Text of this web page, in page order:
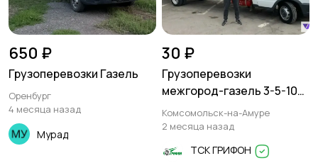
650 ₽
Грузоперевозки Газель
Оренбург
4 месяца назад
Мурад
30 ₽
Грузоперевозки
межгород-газель 3-5-10
тонн
Комсомольск-на-Амуре
2 месяца назад
ТСК ГРИФОН